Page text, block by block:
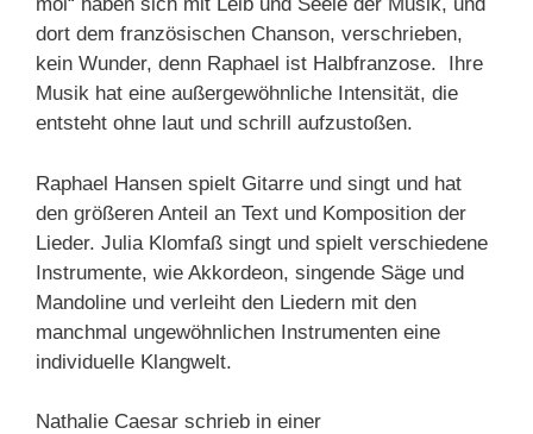
dort dem französischen Chanson, verschrieben,
kein Wunder, denn Raphael ist Halbfranzose. Ihre
Musik hat eine außergewöhnliche Intensität, die
entsteht ohne laut und schrill aufzustoßen.
Raphael Hansen spielt Gitarre und singt und hat
den größeren Anteil an Text und Komposition der
Lieder. Julia Klomfaß singt und spielt verschiedene
Instrumente, wie Akkordeon, singende Säge und
Mandoline und verleiht den Liedern mit den
manchmal ungewöhnlichen Instrumenten eine
individuelle Klangwelt.
Nathalie Caesar schrieb in einer